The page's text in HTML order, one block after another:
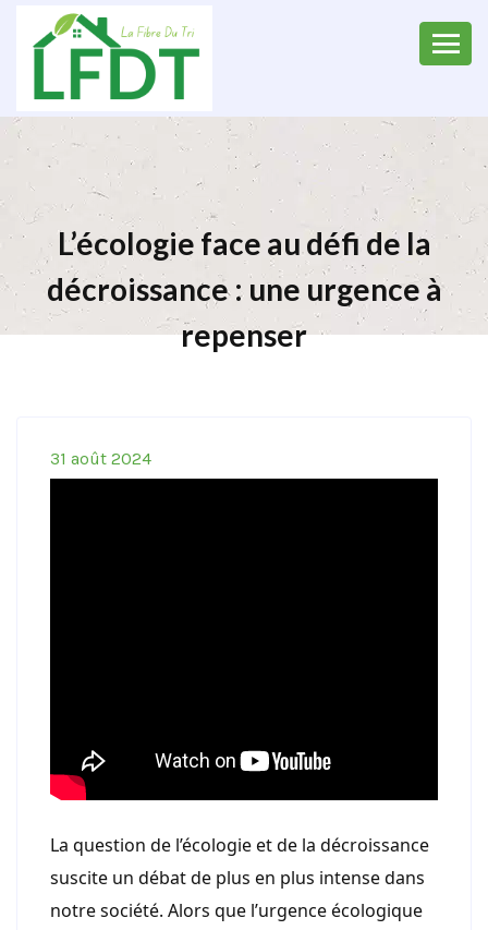
L’écologie face au défi de la
décroissance : une urgence à
repenser
31 août 2024
La question de l’écologie et de la décroissance
suscite un débat de plus en plus intense dans
notre société. Alors que l’urgence écologique